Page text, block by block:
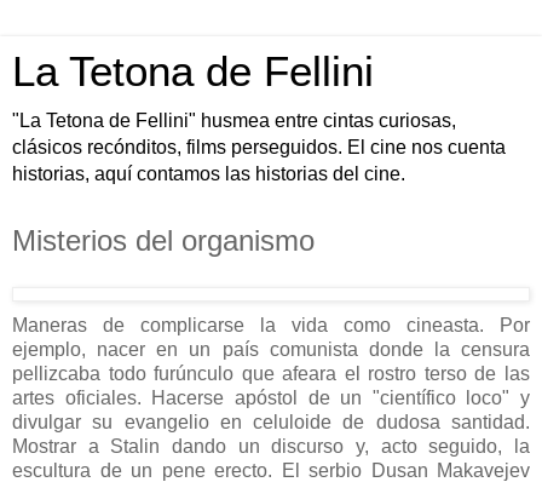
La Tetona de Fellini
"La Tetona de Fellini" husmea entre cintas curiosas,
clásicos recónditos, films perseguidos. El cine nos cuenta
historias, aquí contamos las historias del cine.
Misterios del organismo
Maneras de complicarse la vida como cineasta. Por
ejemplo, nacer en un país comunista donde la censura
pellizcaba todo furúnculo que afeara el rostro terso de las
artes oficiales. Hacerse apóstol de un "científico loco" y
divulgar su evangelio en celuloide de dudosa santidad.
Mostrar a Stalin dando un discurso y, acto seguido, la
escultura de un pene erecto. El serbio Dusan Makavejev